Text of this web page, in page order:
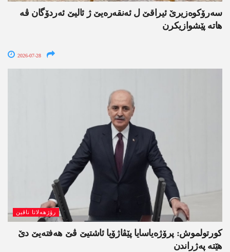
سەرۆکوەزیرێ ئیراقێ ل ئەنقەرەیێ ژ ئالیێ ئەردۆگان ڤە
ھاتە پێشوازیکرن
2026-07-28
رۆژھەلاتا ناڤین
کورتولموش: پرۆژەیاسایا پێڤاژۆیا ئاشتیێ ڤێ ھەفتەیێ دێ
هێتە پەژراندن